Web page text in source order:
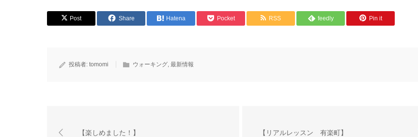
Post Share Hatena Pocket RSS feedly Pin it
投稿者: tomomi ウォーキング 最新情報
【楽しめました！】 【リアルレッスン 有楽町】